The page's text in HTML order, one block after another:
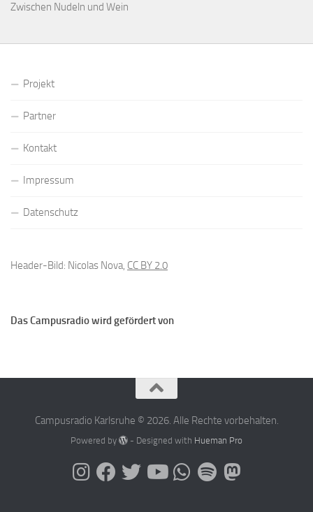
Zwischen Nudeln und Wein
Projekt
Partner
Kontakt
Impressum
Datenschutz
Header-Bild: Nicolas Nova, CC BY 2.0
Das Campusradio wird gefördert von
Campusradio Karlsruhe © 2026. Alle Rechte vorbehalten.
Powered by - Designed with Hueman Pro